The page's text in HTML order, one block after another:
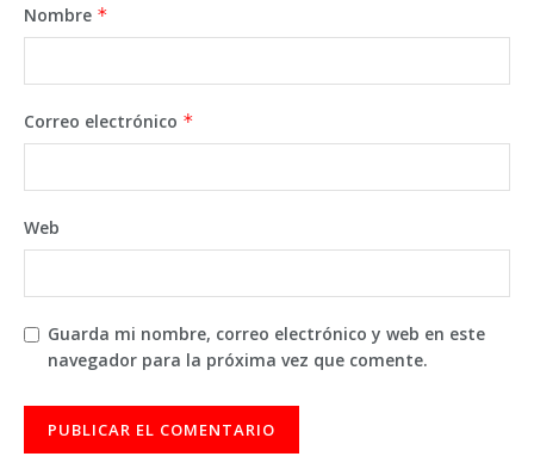
Nombre *
Correo electrónico *
Web
Guarda mi nombre, correo electrónico y web en este
navegador para la próxima vez que comente.